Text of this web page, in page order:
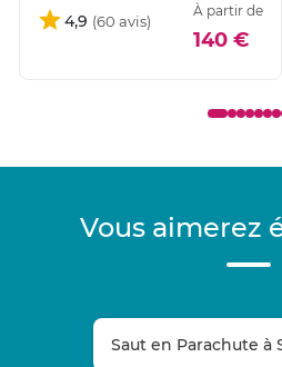
4,9
À partir de
140 €
Vous aimerez
Saut en Parachute à